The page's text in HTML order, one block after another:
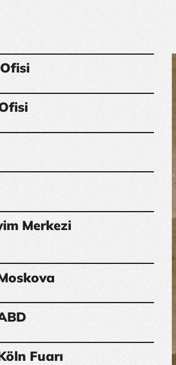
Merkezi
Fuarı